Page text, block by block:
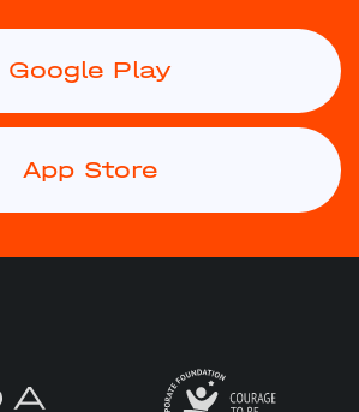
Google Play
App Store